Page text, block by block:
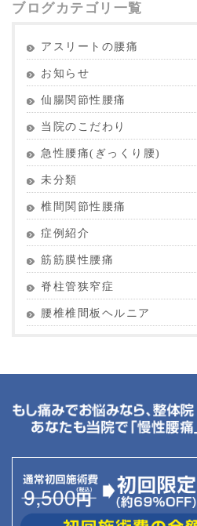
ブログカテゴリ一覧
アスリートの腰痛
お知らせ
仙腸関節性腰痛
当院のこだわり
急性腰痛(ぎっくり腰)
未分類
椎間関節性腰痛
症例紹介
筋筋膜性腰痛
脊柱管狭窄症
腰椎椎間板ヘルニア